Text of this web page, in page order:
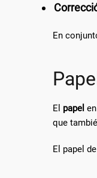
En
El papel
que
El papel